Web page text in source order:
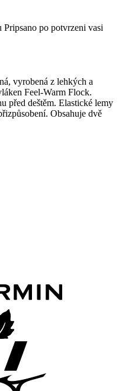
Pripsano po potvrzeni vasi
vyrobená z lehkých a
Feel-Warm Flock.
před deštěm. Elastické lemy
Obsahuje dvě